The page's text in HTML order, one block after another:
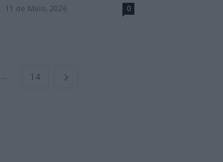
11 de Maio, 2026 0
... 14